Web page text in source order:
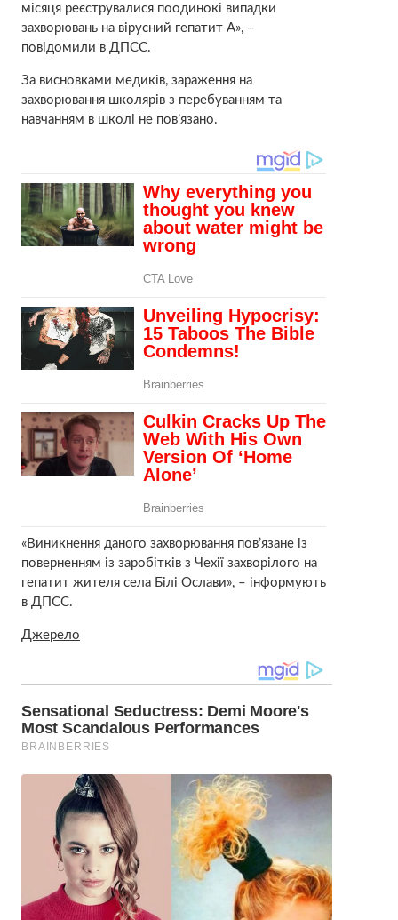
місяця реєструвалися поодинокі випадки
захворювань на вірусний гепатит А», –
повідомили в ДПСС.
За висновками медиків, зараження на
захворювання школярів з перебуванням та
навчанням в школі не пов’язано.
«Виникнення даного захворювання пов’язане із
поверненням із заробітків з Чехії захворілого на
гепатит жителя села Білі Ослави», – інформують
в ДПСС.
Джерело